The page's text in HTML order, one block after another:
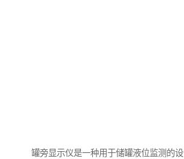
罐旁显示仪是一种用于储罐液位监测的